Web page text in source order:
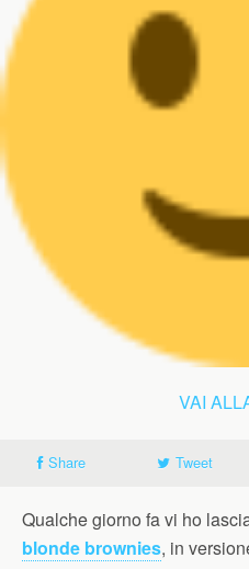
VAI
Share Tweet
Qualche giorno fa vi ho
blonde brownies, in